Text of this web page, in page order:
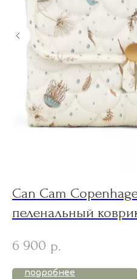
Can Cam
пеленальный
6 900 р.
подробнее